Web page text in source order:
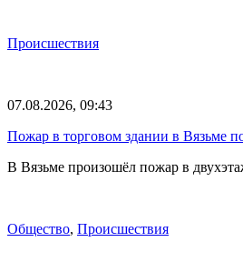
Происшествия
07.08.2026, 09:43
Пожар в торговом здании в Вязьме
В Вязьме произошёл пожар в
Общество, Происшествия